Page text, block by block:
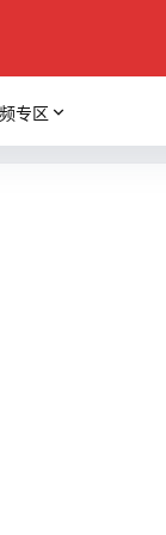
专区